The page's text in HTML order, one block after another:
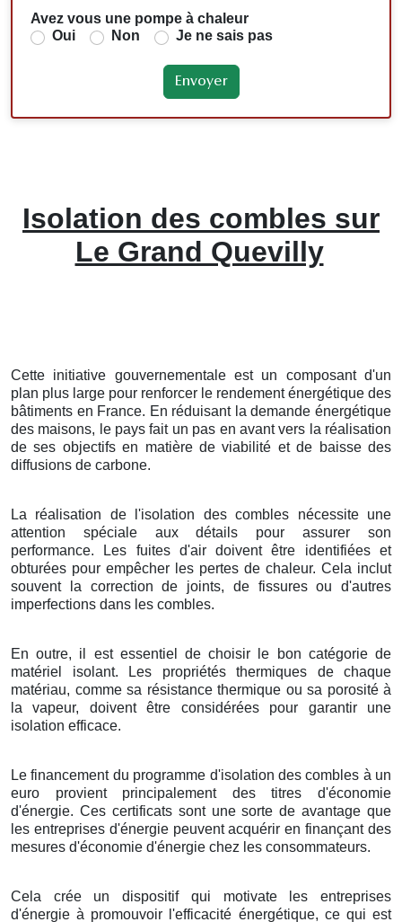
Avez vous une pompe à chaleur
Oui
Non Je ne sais pas
Isolation des combles sur
Le Grand Quevilly
Cette initiative gouvernementale est un composant d'un
plan plus large pour renforcer le rendement énergétique des
bâtiments en France. En réduisant la demande énergétique
des maisons, le pays fait un pas en avant vers la réalisation
de ses objectifs en matière de viabilité et de baisse des
diffusions de carbone.
La réalisation de l'isolation des combles nécessite une
attention spéciale aux détails pour assurer son
performance. Les fuites d'air doivent être identifiées et
obturées pour empêcher les pertes de chaleur. Cela inclut
souvent la correction de joints, de fissures ou d'autres
imperfections dans les combles.
En outre, il est essentiel de choisir le bon catégorie de
matériel isolant. Les propriétés thermiques de chaque
matériau, comme sa résistance thermique ou sa porosité à
la vapeur, doivent être considérées pour garantir une
isolation efficace.
Le financement du programme d'isolation des combles à un
euro provient principalement des titres d'économie
d'énergie. Ces certificats sont une sorte de avantage que
les entreprises d'énergie peuvent acquérir en finançant des
mesures d'économie d'énergie chez les consommateurs.
Cela crée un dispositif qui motivate les entreprises
d'énergie à promouvoir l'efficacité énergétique, ce qui est